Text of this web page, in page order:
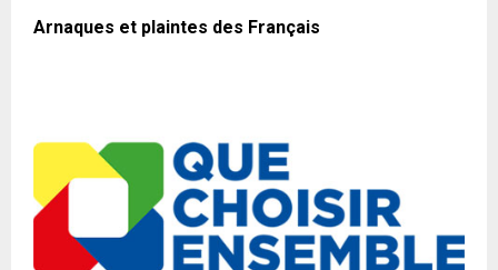
Arnaques et plaintes des Français